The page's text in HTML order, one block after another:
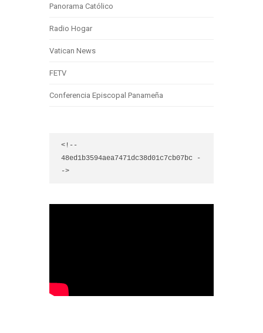
Panorama Católico
Radio Hogar
Vatican News
FETV
Conferencia Episcopal Panameña
<!--
48ed1b3594aea7471dc38d01c7cb07bc -
->